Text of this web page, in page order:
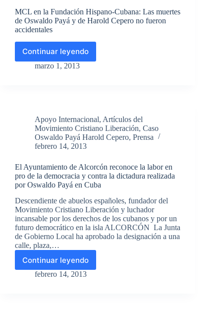
líder
Oswaldo
MCL en la Fundación Hispano-Cubana: Las muertes
de Oswaldo Payá y de Harold Cepero no fueron
accidentales
Continuar leyendo
MCL
en
muertes
de
Oswaldo
Payá
de
Harold
Cepero
no
fueron
accidentales
marzo 1, 2013
Apoyo Internacional, Artículos del
Movimiento Cristiano Liberación, Caso
Oswaldo Payá Harold Cepero, Prensa
febrero 14, 2013
El Ayuntamiento de Alcorcón reconoce la labor en
pro de la democracia y contra la dictadura realizada
por Oswaldo Payá en Cuba
Descendiente de abuelos españoles, fundador del
Movimiento Cristiano Liberación y luchador
incansable por los derechos de los cubanos y por un
futuro democrático en la isla ALCORCÓN La Junta
de Gobierno Local ha aprobado la designación a una
calle, plaza,…
Continuar leyendo
El
Ayuntamiento
febrero 14, 2013